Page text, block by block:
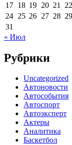
17 18 19 20 21 22
24 25 26 27 28 29
31
« Июл
Рубрики
Uncategorized
Автоновости
Автособытия
Автоспорт
Автоэксперт
Актеры
Аналитика
Баскетбол